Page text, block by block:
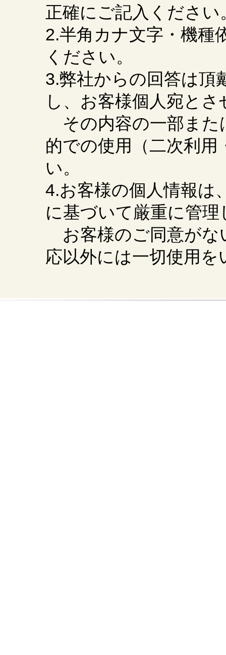
正確にご記入ください
2.半角カナ文字・機種
ください。
3.弊社からの回答は頂
し、お客様個人宛と
その内容の一部また
的での使用（二次利
い。
4.お客様の個人情報は
に基づいて厳重に管
お客様のご同意がな
応以外には一切使用